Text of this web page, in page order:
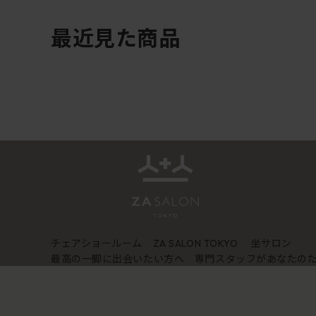
最近見た商品
チェアショールーム ZA SALON TOKYO
坐サロン
最高の一脚に出会いたい方へ 専門スタッフがあなたの